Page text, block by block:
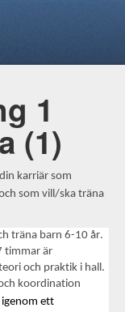
1
(1)
karriär som
som vill/ska träna
träna barn 6-10 år.
timmar är
och praktik i hall.
koordination
igenom ett